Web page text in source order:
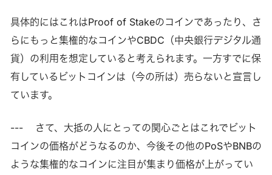
具体的にはこれはProof of Stakeのコインであったり、さ
らにもっと集権的なコインやCBDC（中央銀行デジタル通
貨）の利用を想定していると考えられます。一方すでに保
有しているビットコインは（今の所は）売らないと宣言し
ています。
--- さて、大抵の人にとっての関心ごとはこれでビット
コインの価格がどうなるのか、今後その他のPoSやBNBの
ような集権的なコインに注目が集まり価格が上がってい